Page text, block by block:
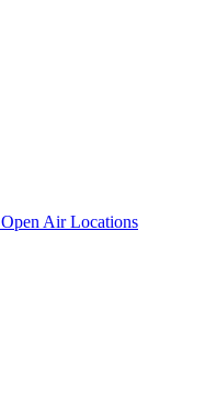
Open Air Locations